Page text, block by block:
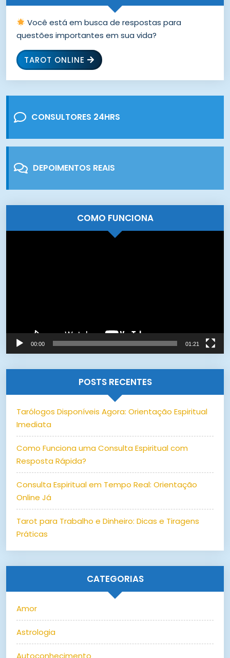
Você está em busca de respostas para
questões importantes em sua vida?
TAROT ONLINE
CONSULTORES 24HRS
DEPOIMENTOS REAIS
COMO FUNCIONA
00:00 01:21
POSTS RECENTES
Tarólogos Disponíveis Agora: Orientação Espiritual
Imediata
Como Funciona uma Consulta Espiritual com
Resposta Rápida?
Consulta Espiritual em Tempo Real: Orientação
Online Já
Tarot para Trabalho e Dinheiro: Dicas e Tiragens
Práticas
CATEGORIAS
Amor
Astrologia
Autoconhecimento